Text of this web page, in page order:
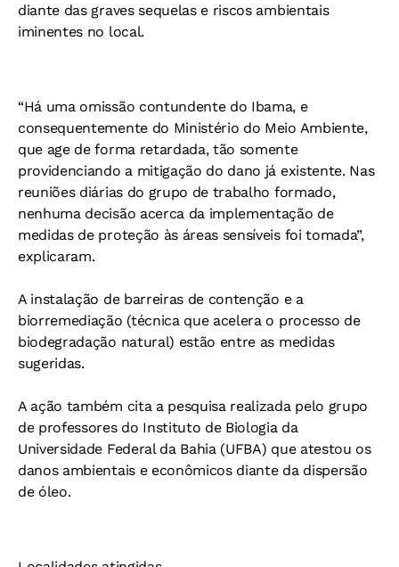
diante das graves sequelas e riscos ambientais
iminentes no local.
“Há uma omissão contundente do Ibama, e
consequentemente do Ministério do Meio Ambiente,
que age de forma retardada, tão somente
providenciando a mitigação do dano já existente. Nas
reuniões diárias do grupo de trabalho formado,
nenhuma decisão acerca da implementação de
medidas de proteção às áreas sensíveis foi tomada”,
explicaram.
A instalação de barreiras de contenção e a
biorremediação (técnica que acelera o processo de
biodegradação natural) estão entre as medidas
sugeridas.
A ação também cita a pesquisa realizada pelo grupo
de professores do Instituto de Biologia da
Universidade Federal da Bahia (UFBA) que atestou os
danos ambientais e econômicos diante da dispersão
de óleo.